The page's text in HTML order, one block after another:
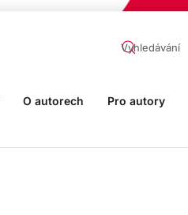
O autorech Pro autory